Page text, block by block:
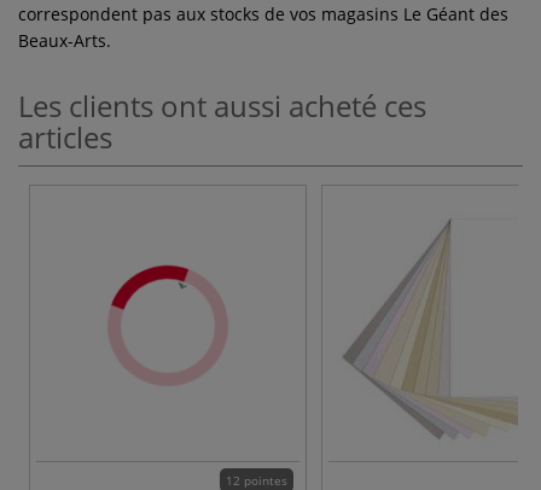
correspondent pas aux stocks de vos magasins Le Géant des
Beaux-Arts.
Les clients ont aussi acheté ces
articles
12 pointes